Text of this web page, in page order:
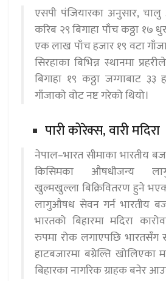
एसपी पंजियारका अनुसार, चालु
करिब २९ बिगाहा पाँच कठ्ठा १७
एक लाख पाँच हजार १९ वटा
सिरहाका बिभिन्न स्थानमा
बिगाहा १९ कठ्ठा जग्गाबाट
गाँजाको वोट नष्ट गरेको थियो।
पारी कोरेक्स, वारी मदिरा
नेपाल–भारत सीमाका भारतीय
किसिमका औषधीजन्य
खुल्मखुल्ला बिक्रिवितरण हुने
लागुऔषध सेवन गर्न भारतीय
भारतको बिहारमा मदिरा
रुपमा रोक लगाएपछि भारतसँग
हाटबजारमा बग्रेल्ति
बिहारका नागरिक ग्राहक बनेर